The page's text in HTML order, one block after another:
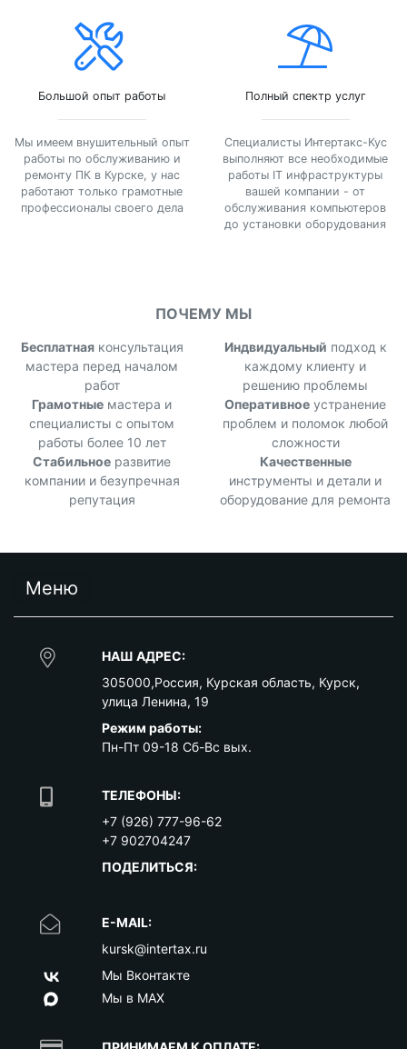
Большой опыт работы
Мы имеем внушительный опыт
работы по обслуживанию и
ремонту ПК в Курске, у нас
работают только грамотные
профессионалы своего дела
Полный спектр услуг
Специалисты Интертакс-Кус
выполняют все необходимые
работы IT инфраструктуры
вашей компании - от
обслуживания компьютеров
до установки оборудования
ПОЧЕМУ МЫ
Бесплатнаяконсультация
мастера перед началом
работ
Индвидуальный подход к
каждому клиенту и
решению проблемы
Грамотные мастера и
специалисты с опытом
работы более 10 лет
Оперативное устранение
проблем и поломок любой
сложности
Стабильное развитие
компании и безупречная
репутация
Качественные
инструменты и детали и
оборудование для ремонта
Меню
НАШ АДРЕС:
305000,Россия, Курская область, Курск,
улица Ленина, 19
Режим работы:
Пн-Пт 09-18 Сб-Вс вых.
ТЕЛЕФОНЫ:
+7 (926) 777-96-62
+7 902704247
ПОДЕЛИТЬСЯ:
E-MAIL:
kursk@intertax.ru
Мы Вконтакте
Мы в MAX